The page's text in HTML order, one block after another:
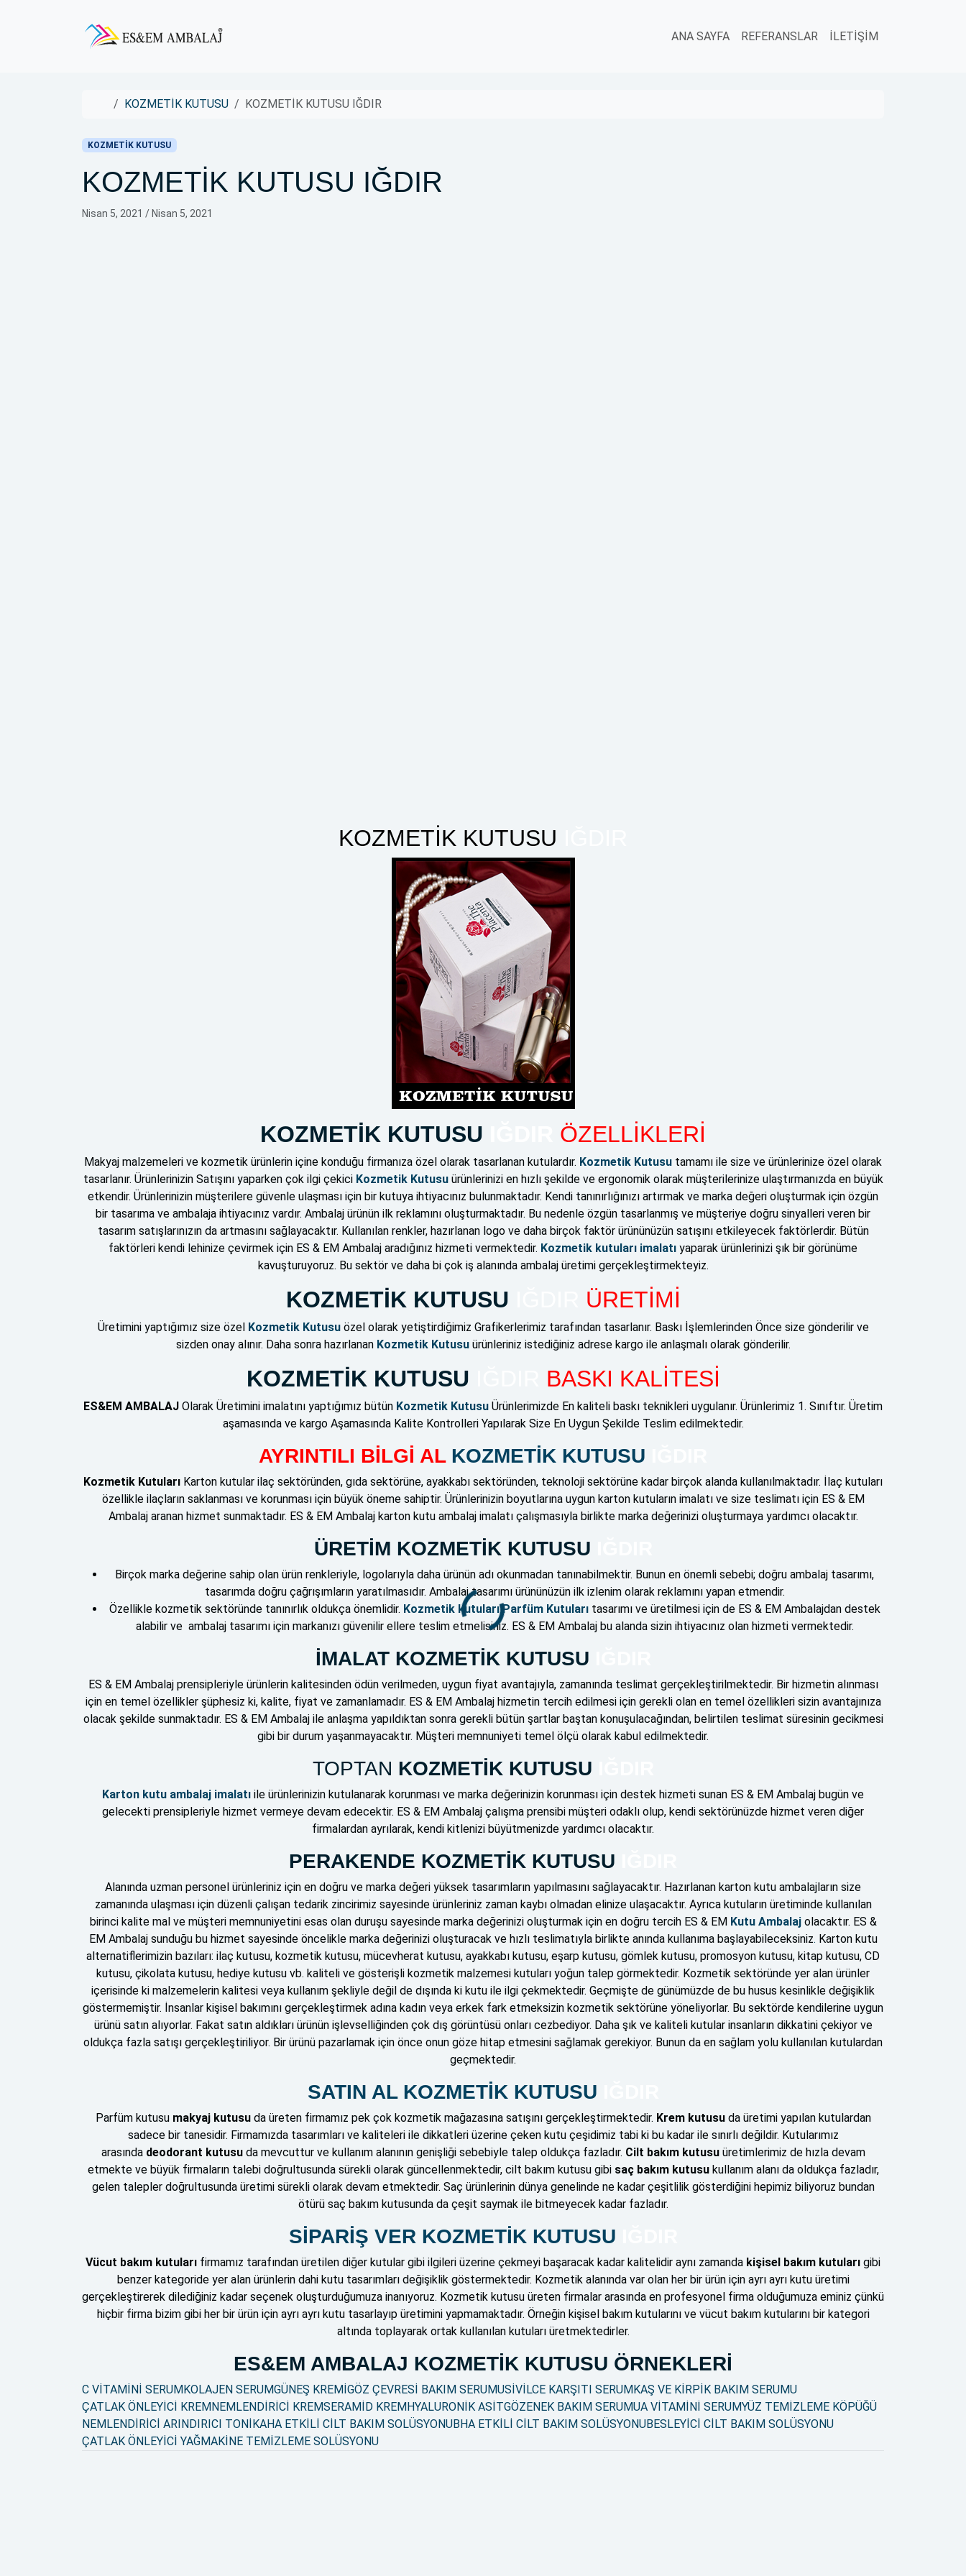
ANA SAYFA REFERANSLAR İLETİŞİM
HomeKOZMETİK KUTUSU KOZMETİK KUTUSU IĞDIR
KOZMETİK KUTUSU
KOZMETİK KUTUSU IĞDIR
Nisan 5, 2021 / Nisan 5, 2021
Kaliteden Ödün Vermeden
En Güvenilir Ambalaj Firması ES & EM AMBALAJ Bir Ambalajdan Çok Daha Fazlası.
KOZMETİK KUTUSU
KOZMETİK KUTUSU ÖZELLİKLERİ
Makyaj malzemeleri ve kozmetik ürünlerin içine konduğu firmanıza özel olarak tasarlanan kutulardır. Kozmetik Kutusu tamamı ile size ve ürünlerinize özel olarak
tasarlanır. Ürünlerinizin Satışını yaparken çok ilgi çekici Kozmetik Kutusuürünlerinizi en hızlı şekilde ve ergonomik olarak müşterilerinize ulaştırmanızda en büyük
etkendir. Ürünlerinizin müşterilere güvenle ulaşması için bir kutuya ihtiyacınız bulunmaktadır. Kendi tanınırlığınızı artırmak ve marka değeri oluşturmak için özgün
bir tasarıma ve ambalaja ihtiyacınız vardır. Ambalaj ürünün ilk reklamını oluşturmaktadır. Bu nedenle özgün tasarlanmış ve müşteriye doğru sinyalleri veren bir
tasarım satışlarınızın da artmasını sağlayacaktır. Kullanılan renkler, hazırlanan logo ve daha birçok faktör ürününüzün satışını etkileyecek faktörlerdir. Bütün
faktörleri kendi lehinize çevirmek için ES & EM Ambalaj aradığınız hizmeti vermektedir. Kozmetik kutuları imalatı yaparak ürünlerinizi şık bir görünüme
kavuşturuyoruz. Bu sektör ve daha bi çok iş alanında ambalaj üretimi gerçekleştirmekteyiz.
KOZMETİK KUTUSU ÜRETİMİ
Üretimini yaptığımız size özel Kozmetik Kutusuözel olarak yetiştirdiğimiz Grafikerlerimiz tarafından tasarlanır. Baskı İşlemlerinden Önce size gönderilir ve
sizden onay alınır. Daha sonra hazırlanan Kozmetik Kutusuürünleriniz istediğiniz adrese kargo ile anlaşmalı olarak gönderilir.
KOZMETİK KUTUSU BASKI KALİTESİ
ES&EM AMBALAJ Olarak Üretimini imalatını yaptığımız bütün Kozmetik Kutusu Ürünlerimizde En kaliteli baskı teknikleri uygulanır. Ürünlerimiz 1. Sınıftır. Üretim
aşamasında ve kargo Aşamasında Kalite Kontrolleri Yapılarak Size En Uygun Şekilde Teslim edilmektedir.
AYRINTILI BİLGİ ALKOZMETİK KUTUSU
Kozmetik Kutuları Karton kutular ilaç sektöründen, gıda sektörüne, ayakkabı sektöründen, teknoloji sektörüne kadar birçok alanda kullanılmaktadır. İlaç kutuları
özellikle ilaçların saklanması ve korunması için büyük öneme sahiptir. Ürünlerinizin boyutlarına uygun karton kutuların imalatı ve size teslimatı için ES & EM
Ambalaj aranan hizmet sunmaktadır. ES & EM Ambalaj karton kutu ambalaj imalatı çalışmasıyla birlikte marka değerinizi oluşturmaya yardımcı olacaktır.
ÜRETİM KOZMETİK KUTUSU
Birçok marka değerine sahip olan ürün renkleriyle, logolarıyla daha ürünün adı okunmadan tanınabilmektir. Bunun en önemli sebebi; doğru ambalaj tasarımı,
tasarımda doğru çağrışımların yaratılmasıdır. Ambalaj tasarımı ürününüzün ilk izlenim olarak reklamını yapan etmendir.
Özellikle kozmetik sektöründe tanınırlık oldukça önemlidir. Kozmetik kutuları Parfüm Kutularıtasarımı ve üretilmesi için de ES & EM Ambalajdan destek
alabilir ve ambalaj tasarımı için markanızı güvenilir ellere teslim etmelisiniz. ES & EM Ambalaj bu alanda sizin ihtiyacınız olan hizmeti vermektedir.
İMALAT KOZMETİK KUTUSU
ES & EM Ambalaj prensipleriyle ürünlerin kalitesinden ödün verilmeden, uygun fiyat avantajıyla, zamanında teslimat gerçekleştirilmektedir. Bir hizmetin alınması
için en temel özellikler şüphesiz ki, kalite, fiyat ve zamanlamadır. ES & EM Ambalaj hizmetin tercih edilmesi için gerekli olan en temel özellikleri sizin avantajınıza
olacak şekilde sunmaktadır. ES & EM Ambalaj ile anlaşma yapıldıktan sonra gerekli bütün şartlar baştan konuşulacağından, belirtilen teslimat süresinin gecikmesi
gibi bir durum yaşanmayacaktır. Müşteri memnuniyeti temel ölçü olarak kabul edilmektedir.
TOPTAN KOZMETİK KUTUSU
Karton kutu ambalaj imalatı ile ürünlerinizin kutulanarak korunması ve marka değerinizin korunması için destek hizmeti sunan ES & EM Ambalaj bugün ve
gelecekti prensipleriyle hizmet vermeye devam edecektir. ES & EM Ambalaj çalışma prensibi müşteri odaklı olup, kendi sektörünüzde hizmet veren diğer
firmalardan ayrılarak, kendi kitlenizi büyütmenizde yardımcı olacaktır.
PERAKENDE KOZMETİK KUTUSU
Alanında uzman personel ürünleriniz için en doğru ve marka değeri yüksek tasarımların yapılmasını sağlayacaktır. Hazırlanan karton kutu ambalajların size
zamanında ulaşması için düzenli çalışan tedarik zincirimiz sayesinde ürünleriniz zaman kaybı olmadan elinize ulaşacaktır. Ayrıca kutuların üretiminde kullanılan
birinci kalite mal ve müşteri memnuniyetini esas olan duruşu sayesinde marka değerinizi oluşturmak için en doğru tercih ES & EM Kutu Ambalajolacaktır. ES &
EM Ambalaj sunduğu bu hizmet sayesinde öncelikle marka değerinizi oluşturacak ve hızlı teslimatıyla birlikte anında kullanıma başlayabileceksiniz. Karton kutu
alternatiflerimizin bazıları: ilaç kutusu, kozmetik kutusu, mücevherat kutusu, ayakkabı kutusu, eşarp kutusu, gömlek kutusu, promosyon kutusu, kitap kutusu, CD
kutusu, çikolata kutusu, hediye kutusu vb. kaliteli ve gösterişli kozmetik malzemesi kutuları yoğun talep görmektedir. Kozmetik sektöründe yer alan ürünler
içerisinde ki malzemelerin kalitesi veya kullanım şekliyle değil de dışında ki kutu ile ilgi çekmektedir. Geçmişte de günümüzde de bu husus kesinlikle değişiklik
göstermemiştir. İnsanlar kişisel bakımını gerçekleştirmek adına kadın veya erkek fark etmeksizin kozmetik sektörüne yöneliyorlar. Bu sektörde kendilerine uygun
ürünü satın alıyorlar. Fakat satın aldıkları ürünün işlevselliğinden çok dış görüntüsü onları cezbediyor. Daha şık ve kaliteli kutular insanların dikkatini çekiyor ve
oldukça fazla satışı gerçekleştiriliyor. Bir ürünü pazarlamak için önce onun göze hitap etmesini sağlamak gerekiyor. Bunun da en sağlam yolu kullanılan kutulardan
geçmektedir.
SATIN AL KOZMETİK KUTUSU
Parfüm kutusu makyaj kutusuda üreten firmamız pek çok kozmetik mağazasına satışını gerçekleştirmektedir. Krem kutusuda üretimi yapılan kutulardan
sadece bir tanesidir. Firmamızda tasarımları ve kaliteleri ile dikkatleri üzerine çeken kutu çeşidimiz tabi ki bu kadar ile sınırlı değildir. Kutularımız
arasında deodorant kutusu da mevcuttur ve kullanım alanının genişliği sebebiyle talep oldukça fazladır. Cilt bakım kutusuüretimlerimiz de hızla devam
etmekte ve büyük firmaların talebi doğrultusunda sürekli olarak güncellenmektedir, cilt bakım kutusu gibi saç bakım kutusukullanım alanı da oldukça fazladır,
gelen talepler doğrultusunda üretimi sürekli olarak devam etmektedir. Saç ürünlerinin dünya genelinde ne kadar çeşitlilik gösterdiğini hepimiz biliyoruz bundan
ötürü saç bakım kutusunda da çeşit saymak ile bitmeyecek kadar fazladır.
SİPARİŞ VER KOZMETİK KUTUSU
Vücut bakım kutuları firmamız tarafından üretilen diğer kutular gibi ilgileri üzerine çekmeyi başaracak kadar kalitelidir aynı zamanda kişisel bakım kutuları gibi
benzer kategoride yer alan ürünlerin dahi kutu tasarımları değişiklik göstermektedir. Kozmetik alanında var olan her bir ürün için ayrı ayrı kutu üretimi
gerçekleştirerek dilediğiniz kadar seçenek oluşturduğumuza inanıyoruz. Kozmetik kutusu üreten firmalar arasında en profesyonel firma olduğumuza eminiz çünkü
hiçbir firma bizim gibi her bir ürün için ayrı ayrı kutu tasarlayıp üretimini yapmamaktadır. Örneğin kişisel bakım kutularını ve vücut bakım kutularını bir kategori
altında toplayarak ortak kullanılan kutuları üretmektedirler.
ES&EM AMBALAJ KOZMETİK KUTUSU ÖRNEKLERİ
C VİTAMİNİ SERUMKOLAJEN SERUMGÜNEŞ KREMİGÖZ ÇEVRESİ BAKIM SERUMUSİVİLCE KARŞITI SERUMKAŞ VE KİRPİK BAKIM SERUMU
ÇATLAK ÖNLEYİCİ KREMNEMLENDİRİCİ KREMSERAMİD KREMHYALURONİK ASİTGÖZENEK BAKIM SERUMUA VİTAMİNİ SERUMYÜZ TEMİZLEME KÖPÜĞÜ
NEMLENDİRİCİ ARINDIRICI TONİKAHA ETKİLİ CİLT BAKIM SOLÜSYONUBHA ETKİLİ CİLT BAKIM SOLÜSYONUBESLEYİCİ CİLT BAKIM SOLÜSYONU
ÇATLAK ÖNLEYİCİ YAĞMAKİNE TEMİZLEME SOLÜSYONU